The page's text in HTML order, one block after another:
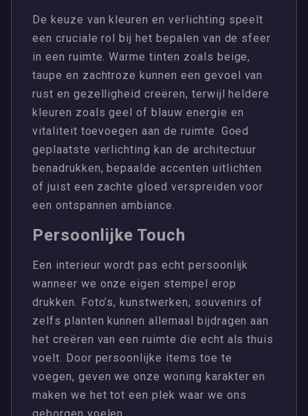
De keuze van kleuren en verlichting speelt
een cruciale rol bij het bepalen van de sfeer
in een ruimte. Warme tinten zoals beige,
taupe en zachtroze kunnen een gevoel van
rust en gezelligheid creëren, terwijl heldere
kleuren zoals geel of blauw energie en
vitaliteit toevoegen aan de ruimte. Goed
geplaatste verlichting kan de architectuur
benadrukken, bepaalde accenten uitlichten
of juist een zachte gloed verspreiden voor
een ontspannen ambiance.
Persoonlijke Touch
Een interieur wordt pas echt persoonlijk
wanneer we onze eigen stempel erop
drukken. Foto’s, kunstwerken, souvenirs of
zelfs planten kunnen allemaal bijdragen aan
het creëren van een ruimte die echt als thuis
voelt. Door persoonlijke items toe te
voegen, geven we onze woning karakter en
maken we het tot een plek waar we ons
geborgen voelen.